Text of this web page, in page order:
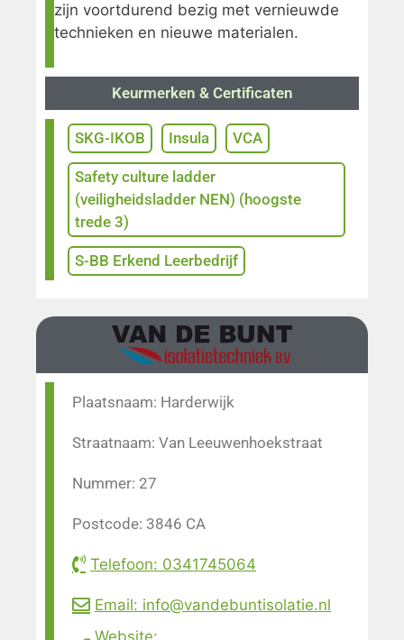
zijn voortdurend bezig met vernieuwde
technieken en nieuwe materialen.
Keurmerken & Certificaten
SKG-IKOB Insula VCA
Safety culture ladder
(veiligheidsladder NEN) (hoogste
trede 3)
S-BB Erkend Leerbedrijf
Plaatsnaam: Harderwijk
Straatnaam: Van Leeuwenhoekstraat
Nummer: 27
Postcode: 3846 CA
Telefoon: 0341745064
Email: info@vandebuntisolatie.nl
Website: